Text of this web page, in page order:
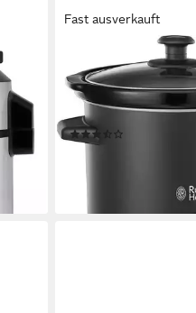
Fast ausverkauft
Schongarer
200 W, mit
Füllmenge
-38%
lieferbar - am nächsten